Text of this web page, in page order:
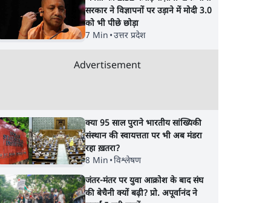
सरकार ने विज्ञापनों पर उड़ाने में मोदी 3.0
को भी पीछे छोड़ा
7 Min •उत्तर प्रदेश
Advertisement
क्या 95 साल पुराने भारतीय सांख्यिकी
संस्थान की स्वायत्तता पर भी अब मंडरा
रहा ख़तरा?
8 Min •विश्लेषण
जंतर-मंतर पर युवा आक्रोश के बाद संघ
की बेचैनी क्यों बढ़ी? प्रो. अपूर्वानंद ने